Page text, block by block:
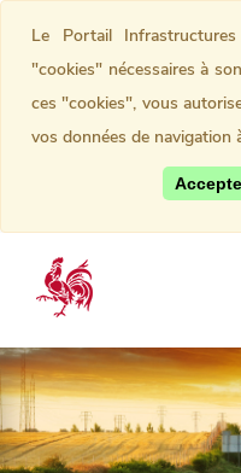
Le Portail
"cookies" nécessaires à
ces "cookies", vous
vos données de navigation